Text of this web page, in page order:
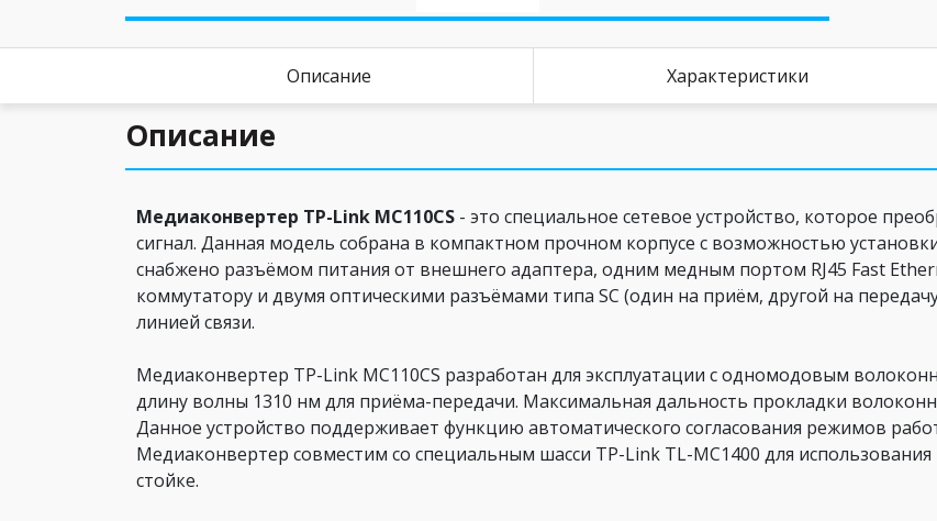
Описание Характеристики
Описание
Медиаконвертер TP-Link MC110CS - это специальное сетевое устройство, которое
сигнал. Данная модель собрана в компактном прочном корпусе с возможностью
снабжено разъёмом питания от внешнего адаптера, одним медным портом RJ45 Fast
коммутатору и двумя оптическими разъёмами типа SC (один на приём, другой на
линией связи.
Медиаконвертер TP-Link MC110CS разработан для эксплуатации с одномодовым
длину волны 1310 нм для приёма-передачи. Максимальная дальность прокладки
Данное устройство поддерживает функцию автоматического согласования режимов
Медиаконвертер совместим со специальным шасси TP-Link TL-MC1400 для
стойке.